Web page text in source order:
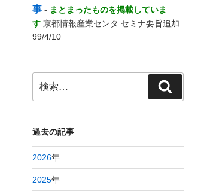
事- まとまったものを掲載していま
す 京都情報産業センタ セミナ要旨追加
99/4/10
索:
索
過去の記事
2026年
2025年